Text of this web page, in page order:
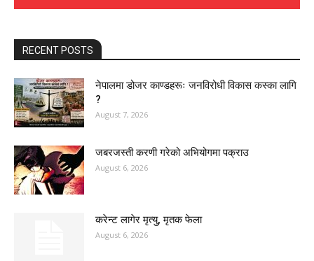
RECENT POSTS
नेपालमा डोजर काण्डहरूः जनविरोधी विकास कस्का लागि
?
August 7, 2026
जबरजस्ती करणी गरेको अभियोगमा पक्राउ
August 6, 2026
करेन्ट लागेर मृत्यु, मृतक फेला
August 6, 2026